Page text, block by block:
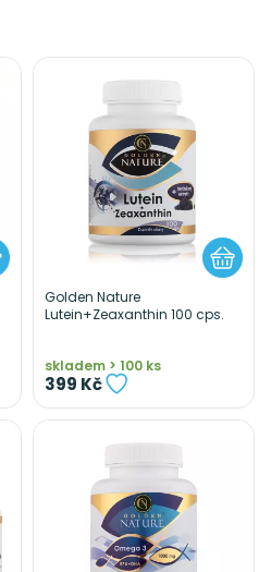
Golden Nature
Lutein+Zeaxanthin 100 cps.
skladem > 100 ks
399 Kč